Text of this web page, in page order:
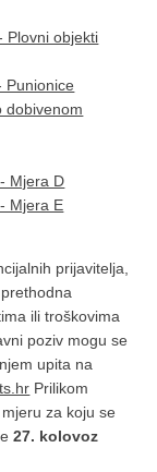
Plovni objekti
Punionice
dobivenom
Mjera D
Mjera E
prijavitelja,
ili troškovima
poziv mogu se
upita na
Prilikom
za koju se
27. kolovoz